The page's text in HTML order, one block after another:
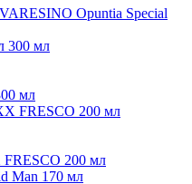
Opuntia Special
мл
200 мл